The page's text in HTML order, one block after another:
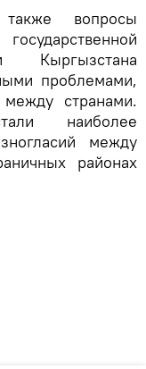
вопросы
Кыргызстана
проблемами,
странами.
наиболее
между
районах